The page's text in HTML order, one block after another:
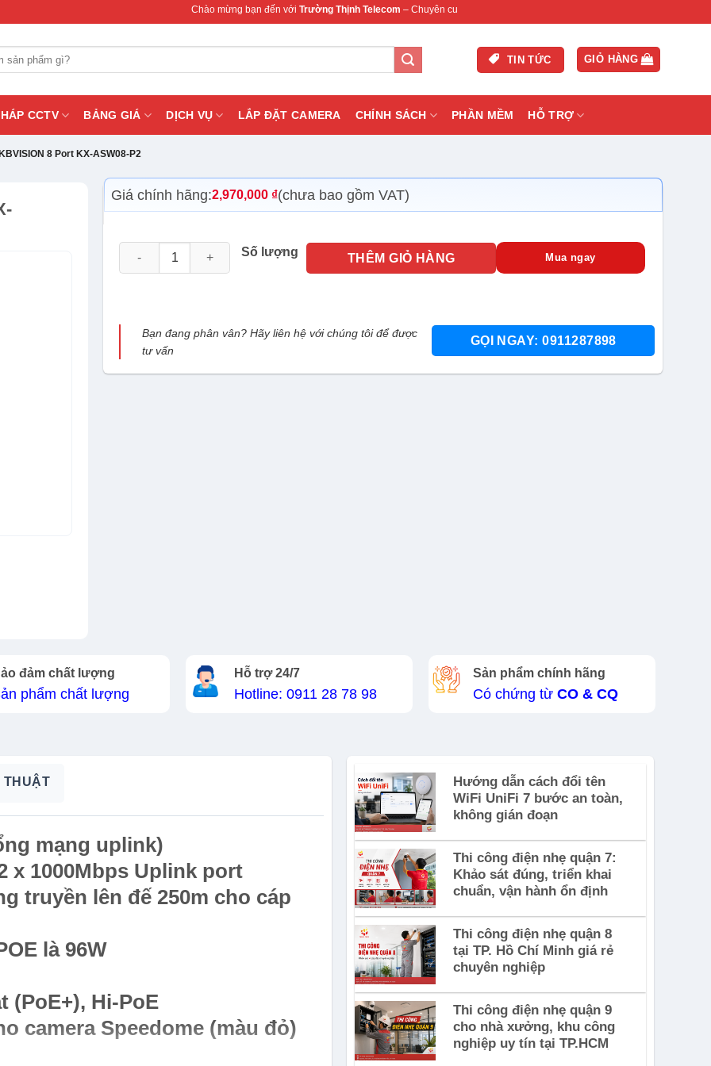
Chào mừng bạn đến vớiTrường Thịnh Telecom– Chuyên cung cấp thiết bị mạng & camera chính hãng, bảo hành , hỗ trợ nhanh.
TIN TỨC GIỎ HÀNG
CCTV BẢNG GIÁ DỊCH VỤ LẮP ĐẶT CAMERA CHÍNH SÁCH PHẦN MỀM HỖ TRỢ
8 Port KX-ASW08-P2
Giá chính hãng:2,970,000 ₫(chưa bao gồm VAT)
Số lượng
Switch POE KBVISION 8 Port KX-ASW08-P2 số lượng
THÊM GIỎ HÀNG Mua ngay
Bạn đang phân vân? Hãy liên hệ với chúng tôi để được
tư vấn
GỌI NGAY: 0911287898
đảm chất lượng
phẩm chất lượng
Hỗ trợ 24/7
Hotline: 0911 28 78 98
Sản phẩm chính hãng
Có chứng từ CO & CQ
THUẬT
mạng uplink)
x 1000Mbps Uplink port
truyền lên đế 250m cho cáp
là 96W
(PoE+), Hi-PoE
camera Speedome (màu đỏ)
Hướng dẫn cách đổi tên
WiFi UniFi 7 bước an toàn,
không gián đoạn
Thi công điện nhẹ quận 7:
Khảo sát đúng, triển khai
chuẩn, vận hành ổn định
Thi công điện nhẹ quận 8
tại TP. Hồ Chí Minh giá rẻ
chuyên nghiệp
Thi công điện nhẹ quận 9
cho nhà xưởng, khu công
nghiệp uy tín tại TP.HCM